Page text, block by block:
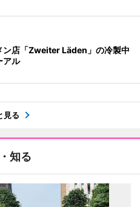
ン店「Zweiter Läden」の冷製中
アル
見る
知る